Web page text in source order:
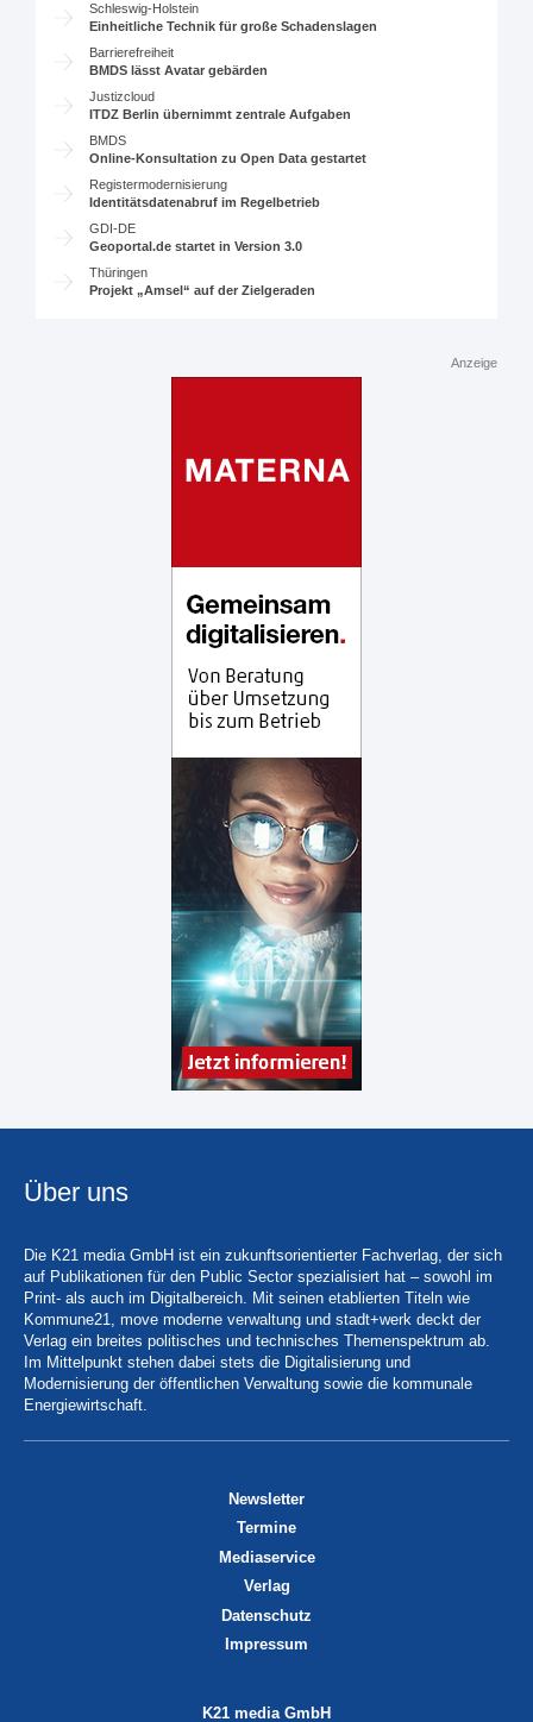
Schleswig-Holstein
Einheitliche Technik für große Schadenslagen
Barrierefreiheit
BMDS lässt Avatar gebärden
Justizcloud
ITDZ Berlin übernimmt zentrale Aufgaben
BMDS
Online-Konsultation zu Open Data gestartet
Registermodernisierung
Identitätsdatenabruf im Regelbetrieb
GDI-DE
Geoportal.de startet in Version 3.0
Thüringen
Projekt „Amsel“ auf der Zielgeraden
Anzeige
Über uns
Die K21 media GmbH ist ein zukunftsorientierter Fachverlag, der sich
auf Publikationen für den Public Sector spezialisiert hat – sowohl im
Print- als auch im Digitalbereich. Mit seinen etablierten Titeln wie
Kommune21, move moderne verwaltung und stadt+werk deckt der
Verlag ein breites politisches und technisches Themenspektrum ab.
Im Mittelpunkt stehen dabei stets die Digitalisierung und
Modernisierung der öffentlichen Verwaltung sowie die kommunale
Energiewirtschaft.
Newsletter
Termine
Mediaservice
Verlag
Datenschutz
Impressum
K21 media GmbH